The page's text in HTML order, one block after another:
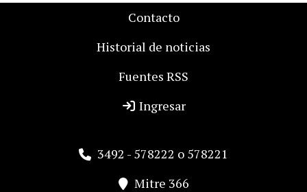
Contacto
Historial de noticias
Fuentes RSS
Ingresar
3492 - 578222 o 578221
Mitre 366